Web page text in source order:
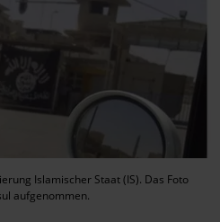
Islamischer Staat (IS). Das Foto
aufgenommen.